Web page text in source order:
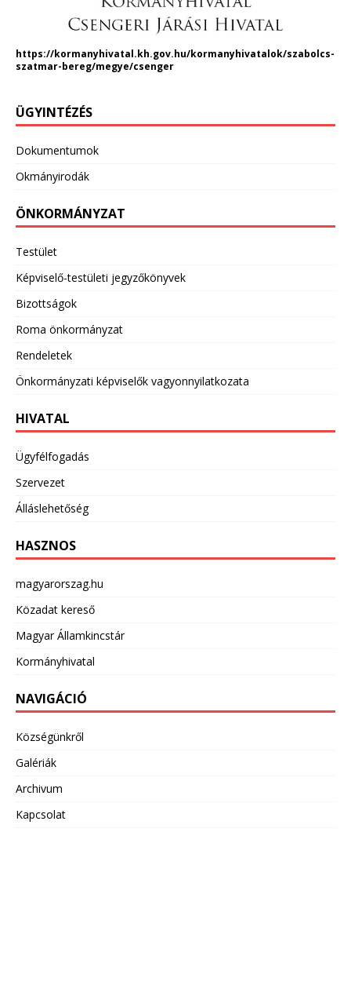
https://kormanyhivatal.kh.gov.hu/kormanyhivatalok/szabolcs-
szatmar-bereg/megye/csenger
ÜGYINTÉZÉS
Dokumentumok
Okmányirodák
ÖNKORMÁNYZAT
Testület
Képviselő-testületi jegyzőkönyvek
Bizottságok
Roma önkormányzat
Rendeletek
Önkormányzati képviselők vagyonnyilatkozata
HIVATAL
Ügyfélfogadás
Szervezet
Álláslehetőség
HASZNOS
magyarorszag.hu
Közadat kereső
Magyar Államkincstár
Kormányhivatal
NAVIGÁCIÓ
Községünkről
Galériák
Archivum
Kapcsolat